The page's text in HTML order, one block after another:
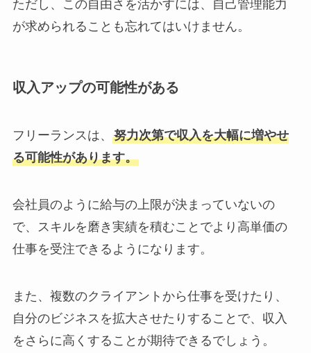
ただし、この自由さを活かすには、自己管理能力
が求められることも忘れてはいけません。
収入アップの可能性がある
フリーランスは、 努力次第で収入を大幅に増やせ
る可能性があります。
会社員のように給与の上限が決まっていないの
で、スキルを磨き実績を積むことでより高単価の
仕事を受注できるようになります。
また、複数のクライアントから仕事を受けたり、
自分のビジネスを拡大させたりすることで、収入
をさらに高くすることが期待できるでしょう。